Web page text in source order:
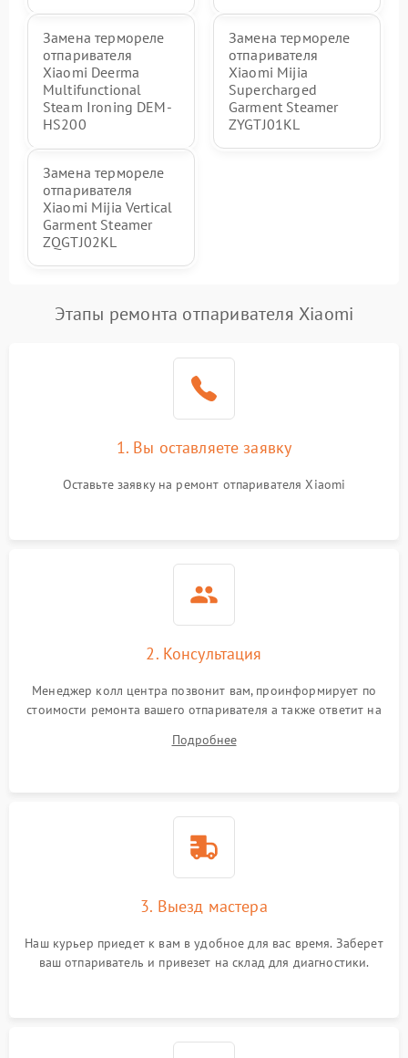
Замена термореле
отпаривателя
Xiaomi Deerma
Multifunctional
Steam Ironing DEM-
HS200
Замена термореле
отпаривателя
Xiaomi Mijia
Supercharged
Garment Steamer
ZYGTJ01KL
Замена термореле
отпаривателя
Xiaomi Mijia Vertical
Garment Steamer
ZQGTJ02KL
Этапы ремонта отпаривателя Xiaomi
1. Вы оставляете заявку
Оставьте заявку на ремонт отпаривателя Xiaomi
2. Консультация
Менеджер колл центра позвонит вам, проинформирует по
стоимости ремонта вашего отпаривателя а также ответит на
Подробнее
3. Выезд мастера
Наш курьер приедет к вам в удобное для вас время. Заберет
ваш отпариватель и привезет на склад для диагностики.